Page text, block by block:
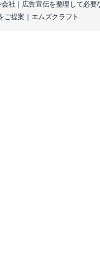
社｜広告宣伝を整理して必要
ご提案｜エムズクラフト.